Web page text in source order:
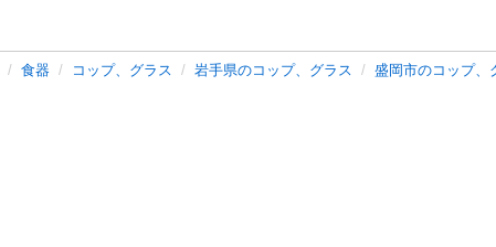
食器 コップ、グラス 岩手県のコップ、グラス
盛岡市のコップ、